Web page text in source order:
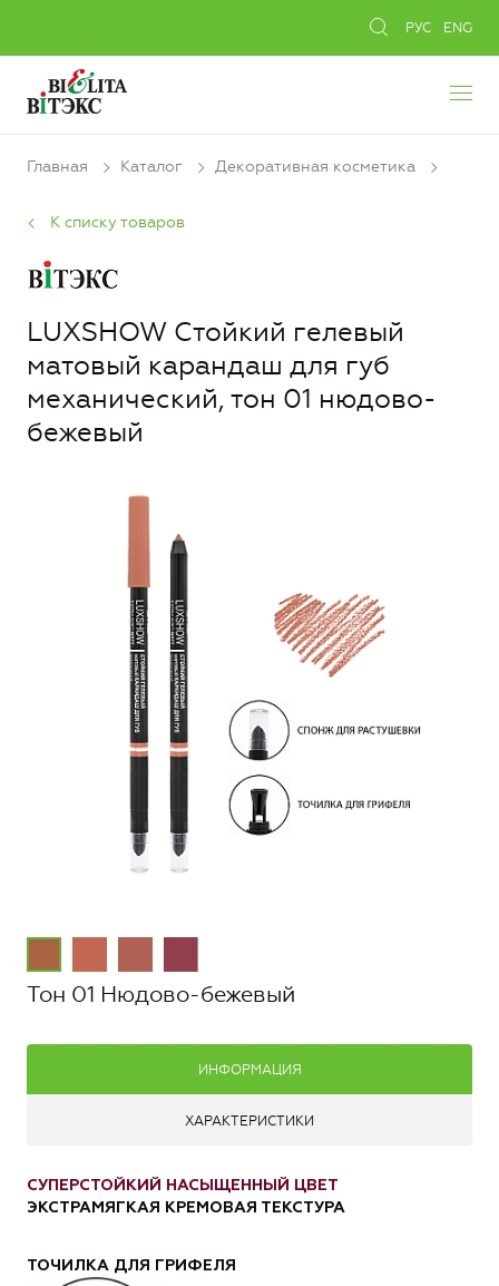
РУС ENG
Главная Каталог Декоративная косметика
К списку товаров
LUXSHOW Стойкий гелевый
матовый карандаш для губ
механический, тон 01 нюдово-
бежевый
Тон 01 Нюдово-бежевый
ИНФОРМАЦИЯ
ХАРАКТЕРИСТИКИ
СУПЕРСТОЙКИЙ НАСЫЩЕННЫЙ ЦВЕТ
ЭКСТРАМЯГКАЯ КРЕМОВАЯ ТЕКСТУРА
ТОЧИЛКА ДЛЯ ГРИФЕЛЯ